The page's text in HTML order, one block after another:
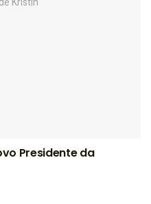
Presidente da